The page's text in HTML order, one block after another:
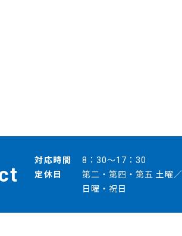
対応時間
8：30～17：30
定休日
第二・第四・第五 土曜／
日曜・祝日